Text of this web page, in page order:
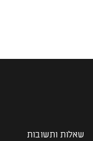
שאלות ותשובות